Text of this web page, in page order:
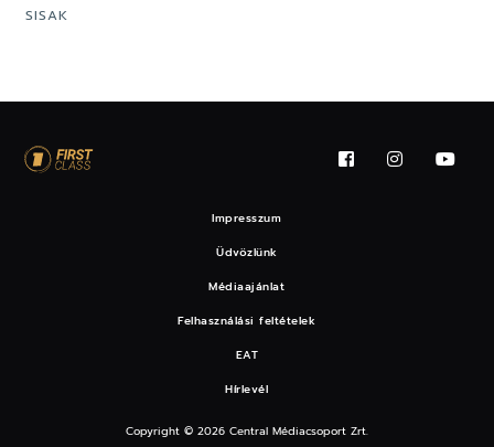
SISAK
Impresszum
Üdvözlünk
Médiaajánlat
Felhasználási feltételek
EAT
Hírlevél
Copyright © 2026 Central Médiacsoport Zrt.